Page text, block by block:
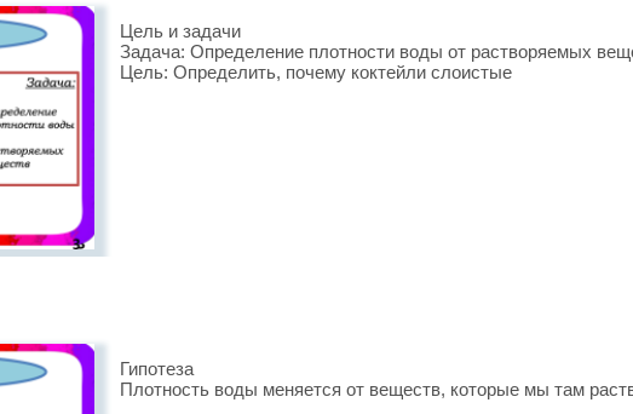
Цель и задачи
Задача: Определение плотности воды от растворяемых
Цель: Определить, почему коктейли слоистые
Гипотеза
Плотность воды меняется от веществ, которые мы там